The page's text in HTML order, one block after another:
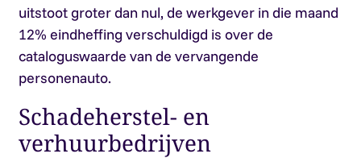
uitstoot groter dan nul, de werkgever in die maand
12% eindheffing verschuldigd is over de
cataloguswaarde van de vervangende
personenauto.
Schadeherstel- en
verhuurbedrijven